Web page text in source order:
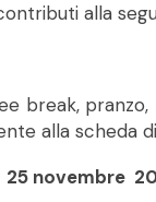
alla
break,
alla scheda
25 novembre